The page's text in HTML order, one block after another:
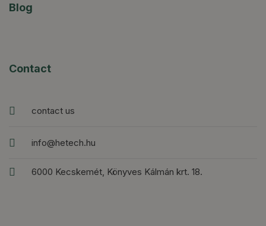
Blog
Contact
contact us
info@hetech.hu
6000 Kecskemét, Könyves Kálmán krt. 18.